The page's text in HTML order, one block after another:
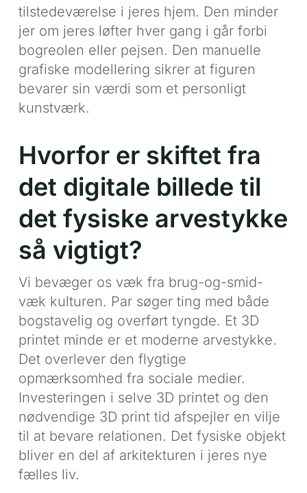
tilstedeværelse i jeres hjem. Den minder
jer om jeres løfter hver gang i går forbi
bogreolen eller pejsen. Den manuelle
grafiske modellering sikrer at figuren
bevarer sin værdi som et personligt
kunstværk.
Hvorfor er skiftet fra
det digitale billede til
det fysiske arvestykke
så vigtigt?
Vi bevæger os væk fra brug-og-smid-
væk kulturen. Par søger ting med både
bogstavelig og overført tyngde. Et 3D
printet minde er et moderne arvestykke.
Det overlever den flygtige
opmærksomhed fra sociale medier.
Investeringen i selve 3D printet og den
nødvendige 3D print tid afspejler en vilje
til at bevare relationen. Det fysiske objekt
bliver en del af arkitekturen i jeres nye
fælles liv.